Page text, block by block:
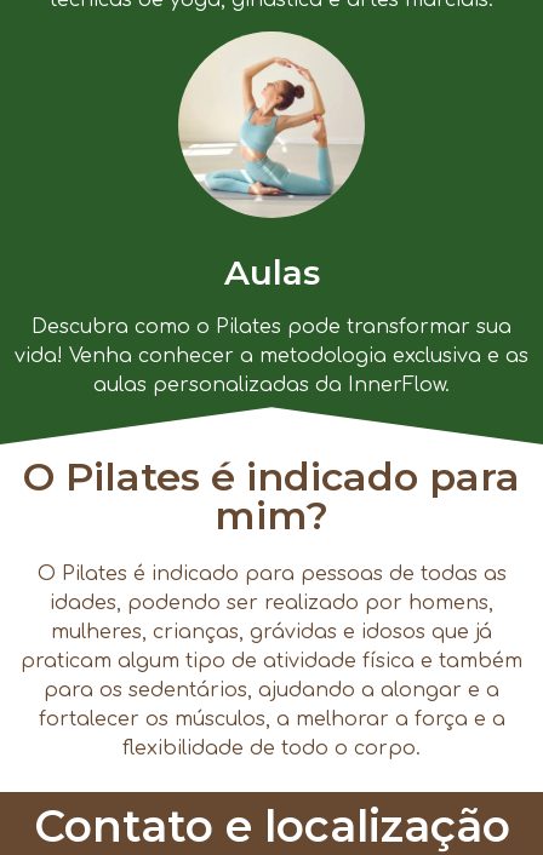
Aulas
Descubra como o Pilates pode transformar sua
vida! Venha conhecer a metodologia exclusiva e as
aulas personalizadas da InnerFlow.
O Pilates é indicado para
mim?
O Pilates é indicado para pessoas de todas as
idades, podendo ser realizado por homens,
mulheres, crianças, grávidas e idosos que já
praticam algum tipo de atividade física e também
para os sedentários, ajudando a alongar e a
fortalecer os músculos, a melhorar a força e a
flexibilidade de todo o corpo.
Contato e localização